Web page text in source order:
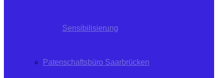
Sensibilisierung
Patenschaftsbüro Saarbrücken